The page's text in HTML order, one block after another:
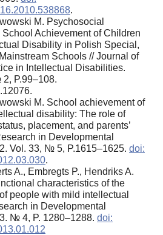
.
M. Psychosocial
Achievement of Children
Disability in Polish Special,
Schools // Journal of
in Intellectual Disabilities.
P.99–108.
M. School achievement of
disability: The role of
placement, and parents’
in Developmental
Vol. 33, № 5, P.1615–1625. doi:
.
A., Embregts P., Hendriks A.
characteristics of the
people with mild intellectual
in Developmental
№ 4, P. 1280–1288. doi: